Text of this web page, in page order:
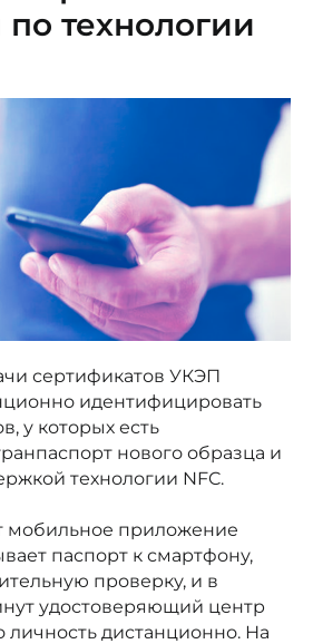
технологии
сертификатов УКЭП
идентифицировать
у которых есть
нового образца и
технологии NFC.
мобильное приложение
паспорт к смартфону,
проверку, и в
удостоверяющий центр
личность дистанционно. На